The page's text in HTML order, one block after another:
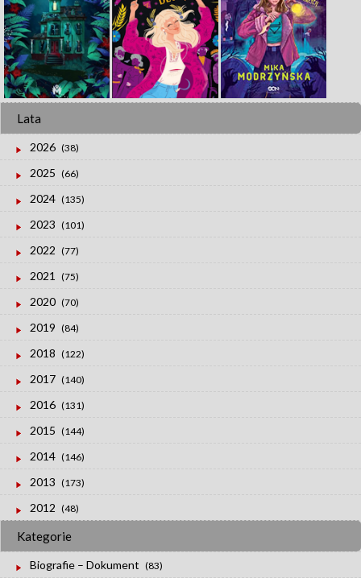
Lata
2026 (38)
2025 (66)
2024 (135)
2023 (101)
2022 (77)
2021 (75)
2020 (70)
2019 (84)
2018 (122)
2017 (140)
2016 (131)
2015 (144)
2014 (146)
2013 (173)
2012 (48)
Kategorie
Biografie – Dokument (83)